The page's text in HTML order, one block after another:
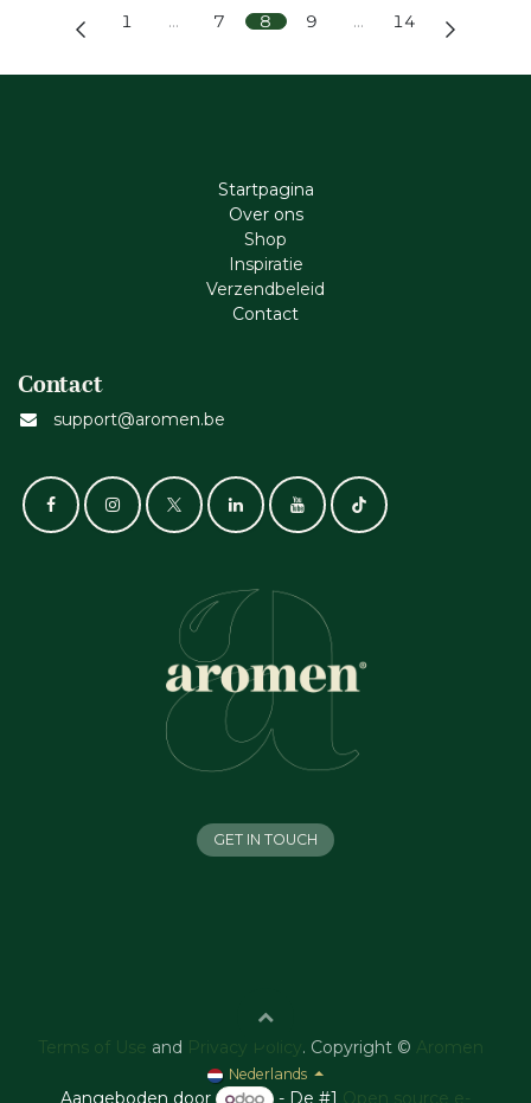
1 … 7 8 9 … 14
Startpagina
Ove​r​ ons
Shop
Inspiratie
Verzendbeleid
Cont​act
Contact
support@aromen.be
GET IN TOUCH
Terms of Use and Privacy Policy . Copyright © Aromen
Nederlands
Aangeboden door - De #1 Open source e-